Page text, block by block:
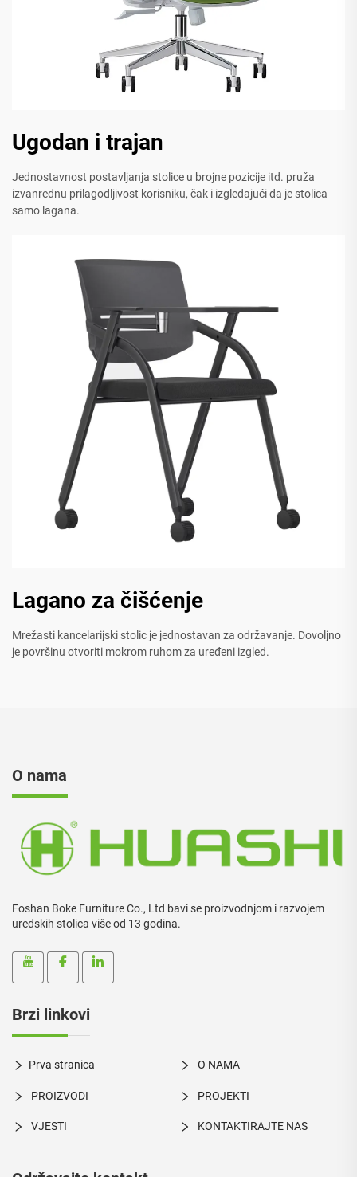
Ugodan i trajan
Jednostavnost postavljanja stolice u brojne pozicije itd. pruža
izvanrednu prilagodljivost korisniku, čak i izgledajući da je stolica
samo lagana.
Lagano za čišćenje
Mrežasti kancelarijski stolic je jednostavan za održavanje. Dovoljno
je površinu otvoriti mokrom ruhom za uređeni izgled.
O nama
Foshan Boke Furniture Co., Ltd bavi se proizvodnjom i razvojem
uredskih stolica više od 13 godina.
Brzi linkovi
Prva stranica O NAMA
PROIZVODI PROJEKTI
VJESTI KONTAKTIRAJTE NAS